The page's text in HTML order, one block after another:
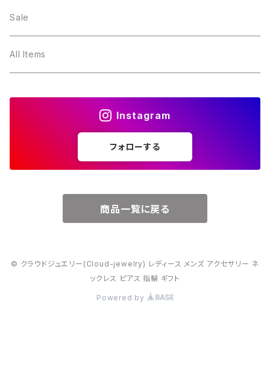
２月・アメジスト
３月・アクアマリン
～5000円
～10000円
Sale
All Items
Instagram
フォローする
商品一覧に戻る
© クラウドジュエリー(Cloud-jewelry) レディース メンズ アクセサリー ネ
ックレス ピアス 指輪 ギフト
Powered by